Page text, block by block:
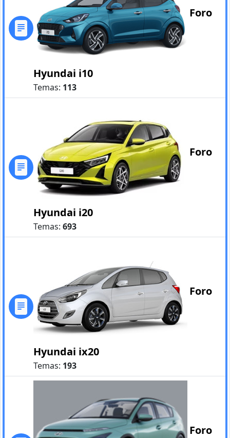
Foro
Hyundai i10
Temas: 113
Foro
Hyundai i20
Temas: 693
Foro
Hyundai ix20
Temas: 193
Foro